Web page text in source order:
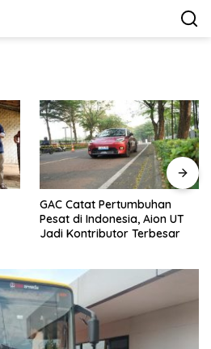
GAC Catat Pertumbuhan
Pesat di Indonesia, Aion UT
Jadi Kontributor Terbesar